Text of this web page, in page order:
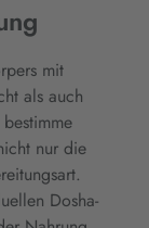
mit
als auch
nur die
Dosha-